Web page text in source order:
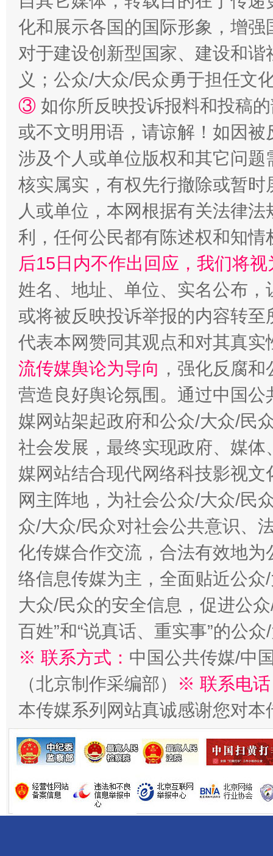
网上购药对药下症？
在谋一域中谋全局
今
习近平的博鳌关键词
魏明亮
化和展示各国的国际形象，增
对于建设创新型国家、建设和
义；公众/大众/民众勇于担任文
③ 如你所反映投诉报料和投稿
或不文明用语，请谅解！如因
涉及个人或单位版权和其它问题
核实属实，有权先行撤除或暂
人或单位，本网根据有关法律
利，任何公民都有陈述权和知情
后15日内不作出回应，我们将
姓名、地址、单位、实名公布
或将被反映投诉举报的内容转
代表本网赞同其观点和对其真实
流传媒舆论为导向 ，强化反腐
营造良好舆论氛围。通过中国
媒网站架起政府和公众/大众/民
社会发展，最终实现政府、媒
媒网站结合现代网络科技影视
网主阵地，为社会公众/大众/民
众/大众/民众对社会公共意识、
化传媒合作交流，合法有效地
络信息传媒为主，全面贴近公
大众/民众的安全信息，促进公
百姓”和“说真话、重实事”的公
※ 联系方式： 中国公共传媒/中
（北京制作采编部）
※ 联系电
本传媒系列网站真诚感谢您对